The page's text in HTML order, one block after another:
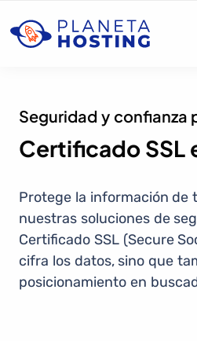
Seguridad y confianza
Certificado SSL
Protege la información de
nuestras soluciones de
Certificado SSL (Secure
cifra los datos, sino que
posicionamiento en